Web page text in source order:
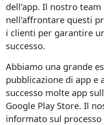
dell'app. Il nostro team
nell'affrontare questi
i clienti per garantire
successo.
Abbiamo una grande
pubblicazione di app e
successo molte app
Google Play Store. Il
informato sul